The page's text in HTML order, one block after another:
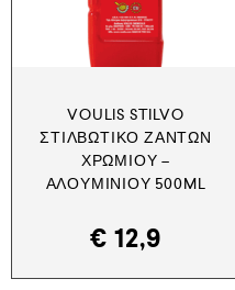
VOULIS STILVO
ΣΤΙΛΒΩΤΙΚΌ ΖΑΝΤΏΝ
ΧΡΩΜΊΟΥ –
ΑΛΟΥΜΙΝΊΟΥ 500ML
€ 12,9